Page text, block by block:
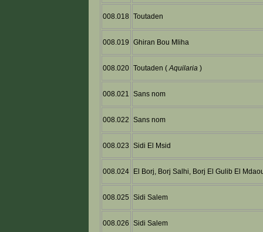
008.018 Toutaden
008.019 Ghiran Bou Mliha
008.020 Toutaden (Aquilaria)
008.021 Sans nom
008.022 Sans nom
008.023 Sidi El Msid
008.024 El Borj, Borj Salhi, Borj El Gulib El
008.025 Sidi Salem
008.026 Sidi Salem